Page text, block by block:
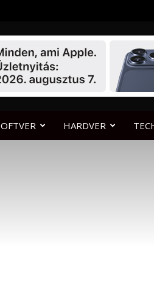
HARDVER